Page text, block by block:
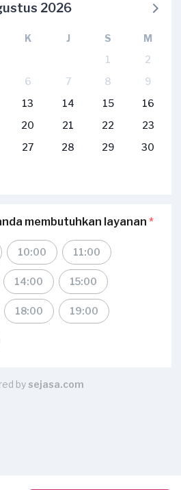
2026
K J S
M
1
2
6 7 8
9
13 14 15
16
20 21 22
23
27 28 29
30
membutuhkan layanan *
10:00 11:00
14:00 15:00
18:00 19:00
bysejasa.com